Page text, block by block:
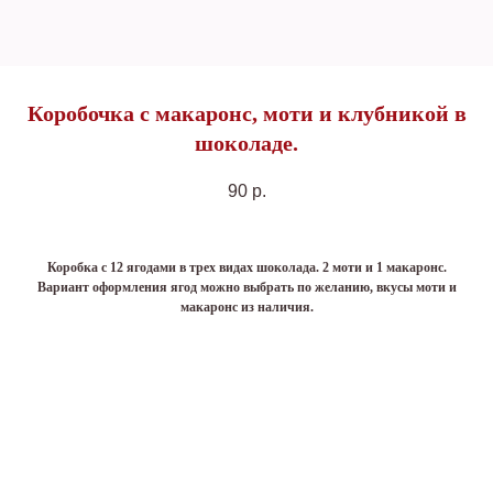
Коробочка с макаронс, моти и клубникой в
шоколаде.
90 р.
Коробка с 12 ягодами в трех видах шоколада. 2 моти и 1 макаронс.
Вариант оформления ягод можно выбрать по желанию, вкусы моти и
макаронс из наличия.